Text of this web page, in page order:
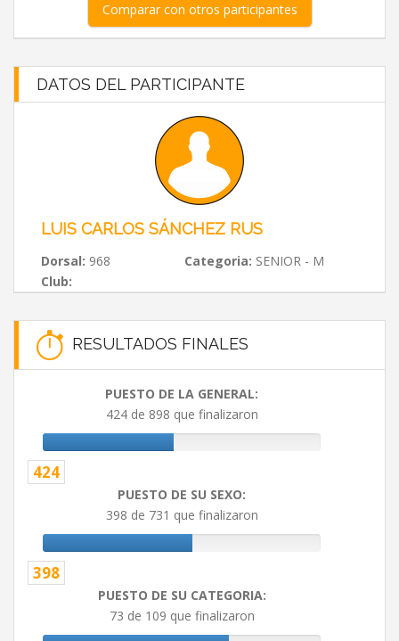
Comparar con otros participantes
DATOS DEL PARTICIPANTE
LUIS CARLOS SÁNCHEZ RUS
Dorsal: 968 Categoria: SENIOR - M
Club:
RESULTADOS FINALES
PUESTO DE LA GENERAL:
424 de 898 que finalizaron
424
PUESTO DE SU SEXO:
398 de 731 que finalizaron
398
PUESTO DE SU CATEGORIA:
73 de 109 que finalizaron